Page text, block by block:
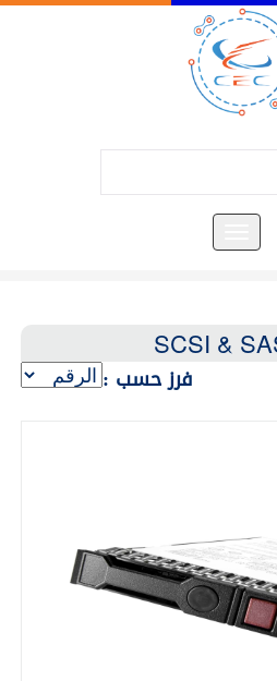
فرز حسب :